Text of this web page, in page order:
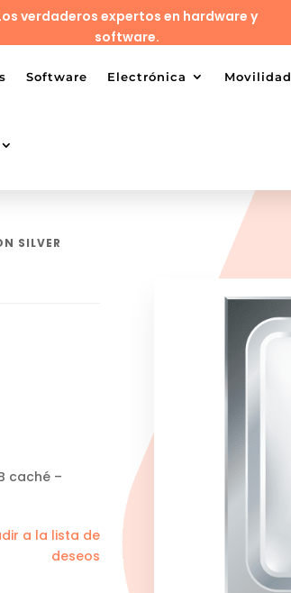
verdaderos expertos en hardware y
software.
Software Electrónica Movilidad
SILVER
caché –
a la lista de
deseos